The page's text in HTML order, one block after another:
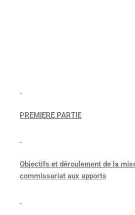
PREMIERE PARTIE
Objectifs et déroulement de la
commissariat aux apports